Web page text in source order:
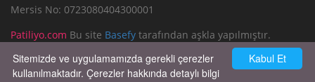
Mersis No: 0723080404300001
Patiliyo.com Bu site Basefy tarafından aşkla yapılmıştır.
Reklam Verin
Bize Yazın
Kabul Et
Sitemizde ve uygulamamızda gerekli çerezler
kullanılmaktadır. Çerezler hakkında detaylı bilgi